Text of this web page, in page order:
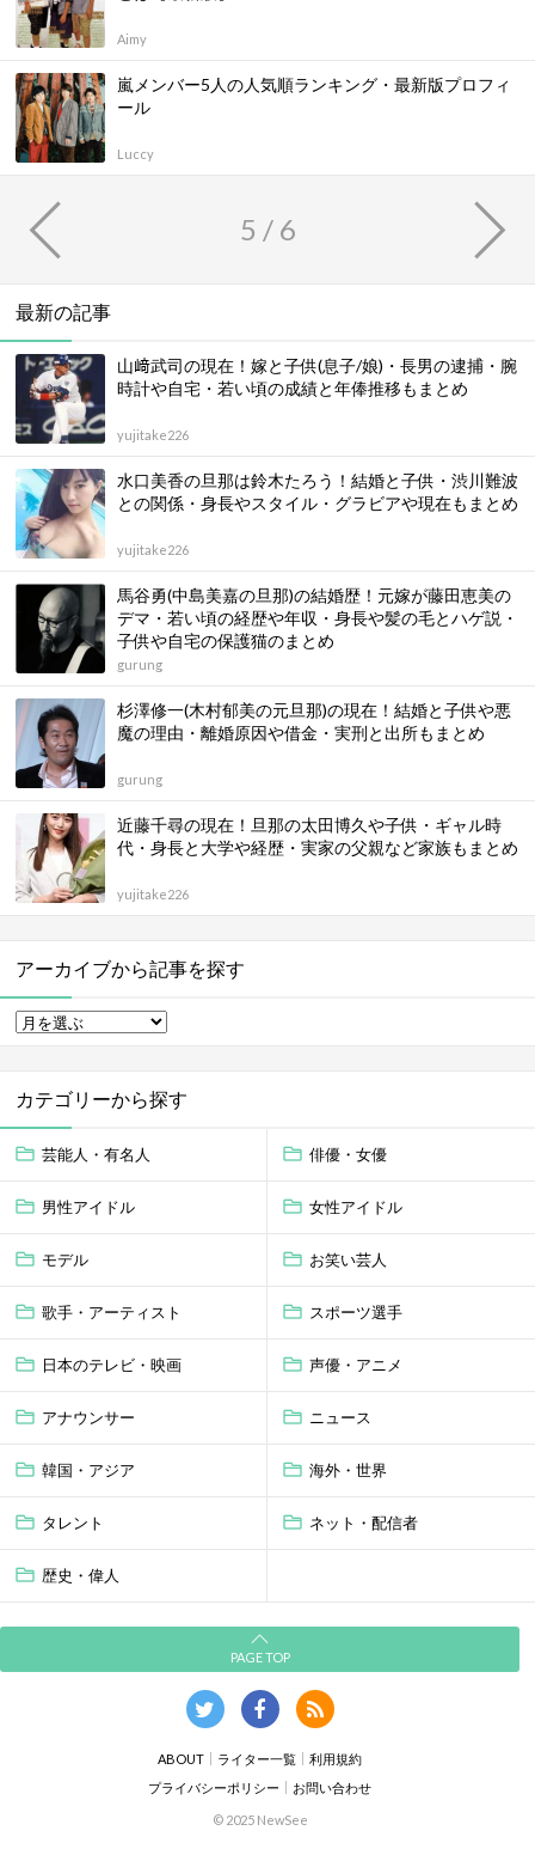
Aimy
嵐メンバー5人の人気順ランキング・最新版プロフィ
ール
Luccy
5 / 6
最新の記事
山﨑武司の現在！嫁と子供(息子/娘)・長男の逮捕・腕
時計や自宅・若い頃の成績と年俸推移もまとめ
yujitake226
水口美香の旦那は鈴木たろう！結婚と子供・渋川難波
との関係・身長やスタイル・グラビアや現在もまとめ
yujitake226
馬谷勇(中島美嘉の旦那)の結婚歴！元嫁が藤田恵美の
デマ・若い頃の経歴や年収・身長や髪の毛とハゲ説・
子供や自宅の保護猫のまとめ
gurung
杉澤修一(木村郁美の元旦那)の現在！結婚と子供や悪
魔の理由・離婚原因や借金・実刑と出所もまとめ
gurung
近藤千尋の現在！旦那の太田博久や子供・ギャル時
代・身長と大学や経歴・実家の父親など家族もまとめ
yujitake226
アーカイブから記事を探す
カテゴリーから探す
芸能人・有名人 俳優・女優
男性アイドル 女性アイドル
モデル お笑い芸人
歌手・アーティスト スポーツ選手
日本のテレビ・映画 声優・アニメ
アナウンサー ニュース
韓国・アジア 海外・世界
タレント ネット・配信者
歴史・偉人
PAGE TOP
ABOUT ライター一覧
利用規約
プライバシーポリシー
お問い合わせ
© 2025 NewSee